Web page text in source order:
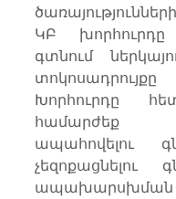
ԿԲ
գտնում
Խորհուրդը
համարժեք
ապահովելու
չեզոքացնելու
ապախարսխման